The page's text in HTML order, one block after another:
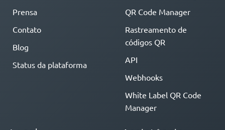
Prensa
Contato
Blog
Status da plataforma
QR Code Manager
Rastreamento de
códigos QR
API
Webhooks
White Label QR Code
Manager